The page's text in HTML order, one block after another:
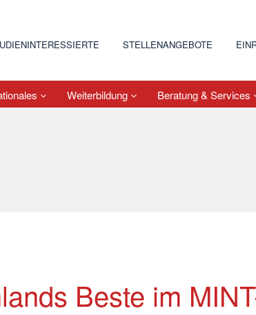
STELLENANGEBOTE
Weiterbildung Beratung & Services
Beste im